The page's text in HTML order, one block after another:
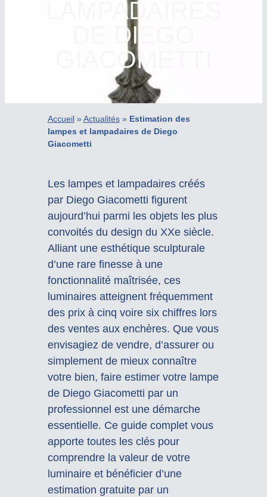
LAMPADAIRES
DE DIEGO
GIACOMETTI
Accueil»Actualités» Estimation des
lampes et lampadaires de Diego
Giacometti
Les lampes et lampadaires créés
par Diego Giacometti figurent
aujourd’hui parmi les objets les plus
convoités du design du XXe siècle.
Alliant une esthétique sculpturale
d’une rare finesse à une
fonctionnalité maîtrisée, ces
luminaires atteignent fréquemment
des prix à cinq voire six chiffres lors
des ventes aux enchères. Que vous
envisagiez de vendre, d’assurer ou
simplement de mieux connaître
votre bien, faire estimer votre lampe
de Diego Giacometti par un
professionnel est une démarche
essentielle. Ce guide complet vous
apporte toutes les clés pour
comprendre la valeur de votre
luminaire et bénéficier d’une
estimation gratuite par un